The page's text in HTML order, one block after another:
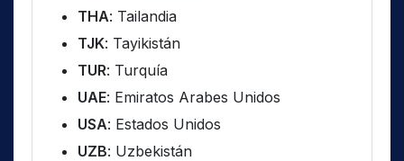
THA: Tailandia
TJK: Tayikistán
TUR: Turquía
UAE: Emiratos Arabes Unidos
USA: Estados Unidos
UZB: Uzbekistán